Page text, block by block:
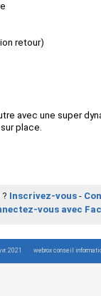
retour)
avec une super
place.
Inscrivez-vous-
vous avec
2021 webrox conseil